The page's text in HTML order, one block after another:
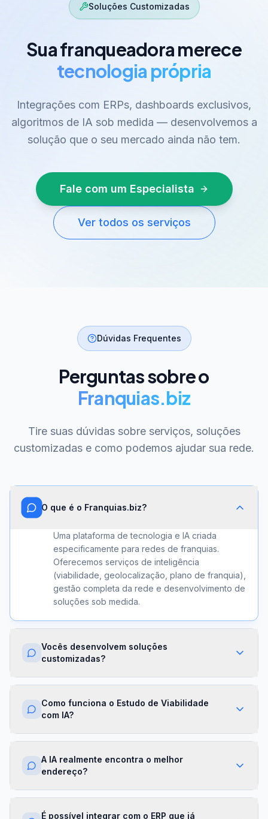
Soluções Customizadas
Sua franqueadora merece
tecnologia própria
Integrações com ERPs, dashboards exclusivos,
algoritmos de IA sob medida — desenvolvemos a
solução que o seu mercado ainda não tem.
Fale com um Especialista
Ver todos os serviços
Dúvidas Frequentes
Perguntas sobre o
Franquias.biz
Tire suas dúvidas sobre serviços, soluções
customizadas e como podemos ajudar sua rede.
O que é o Franquias.biz?
Uma plataforma de tecnologia e IA criada
especificamente para redes de franquias.
Oferecemos serviços de inteligência
(viabilidade, geolocalização, plano de franquia),
gestão completa da rede e desenvolvimento de
soluções sob medida.
Vocês desenvolvem soluções
customizadas?
Sim. Além dos módulos prontos, criamos
algoritmos proprietários e APIs sob demanda.
sua franqueadora.
Como funciona o Estudo de Viabilidade
com IA?
Nossa IA cruza dados de mercado,
financeiras para gerar um score de viabilidade
por região. Você recebe um relatório completo
com recomendações em minutos.
A IA realmente encontra o melhor
endereço?
Sim. O módulo de Geolocalização cruza fluxo
É possível integrar com o ERP que já